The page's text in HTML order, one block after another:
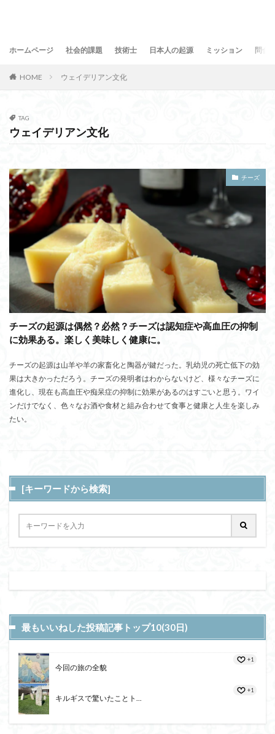
ホームページ 社会的課題 技術士 日本人の起源 ミッション 問合
HOME ウェイデリアン文化
TAG
ウェイデリアン文化
チーズ
チーズの起源は偶然？必然？チーズは認知症や高血圧の抑制
に効果ある。楽しく美味しく健康に。
チーズの起源は山羊や羊の家畜化と陶器が鍵だった。乳幼児の死亡低下の効
果は大きかっただろう。チーズの発明者はわからないけど、様々なチーズに
進化し、現在も高血圧や痴呆症の抑制に効果があるのはすごいと思う。ワイ
ンだけでなく、色々なお酒や食材と組み合わせて食事と健康と人生を楽しみ
たい。
[キーワードから検索]
最もいいねした投稿記事トップ10(30日)
今回の旅の全貌
+1
キルギスで驚いたことト...
+1